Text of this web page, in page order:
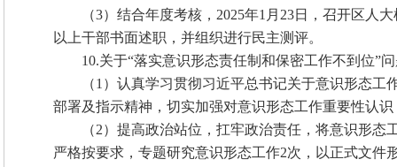
（3）结合年度考核，2025年1月23日，召开区
以上干部书面述职，并组织进行民主测评。
10.关于“落实意识形态责任制和保密工作不到位”
（1）认真学习贯彻习近平总书记关于意识形态
部署及指示精神，切实加强对意识形态工作重要性认
（2）提高政治站位，扛牢政治责任，将意识形
严格按要求，专题研究意识形态工作2次，以正式文件